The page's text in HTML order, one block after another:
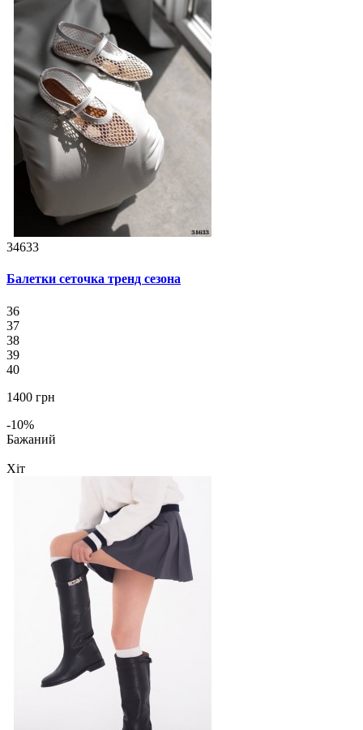
34633
Балетки сеточка тренд сезона
36
37
38
39
40
1400 грн
-10%
Бажаний
Хіт